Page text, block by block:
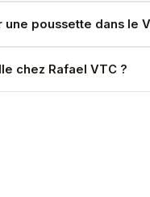
gratuits.
poussette dans le
est suffisamment
chez Rafael VTC ?